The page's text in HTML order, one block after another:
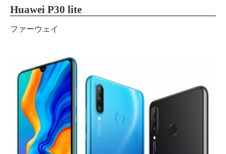
Huawei P30 lite
ファーウェイ